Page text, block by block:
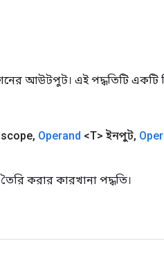
আউটপুট। এই পদ্ধতিটি একটি
scope, Operand <T> ইনপুট,
করার কারখানা পদ্ধতি।